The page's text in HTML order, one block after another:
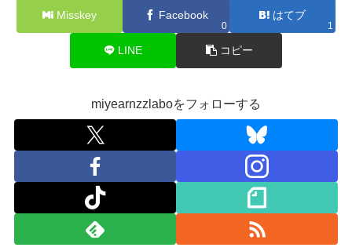
Misskey Facebook
0
はてブ
1
LINE コピー
miyearnzzlaboをフォローする